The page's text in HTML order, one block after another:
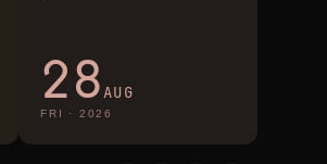
28AUG
FRI · 2026